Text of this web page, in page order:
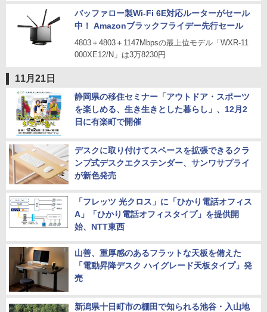
バッファロー製Wi-Fi 6E対応ルーターがセール
中！ Amazonブラックフライデー先行セール
4803＋4803＋1147Mbpsの最上位モデル「WXR-11
000XE12/N」は3万8230円
11月21日
静岡県の移住セミナー「アウトドア・スポーツ
を楽しめる、生き生きとした暮らし」、12月2
日に有楽町で開催
デスクに取り付けてスペースを拡張できるクラ
ンプ式デスクエクステンダー、サンワサプライ
が新色発売
「フレッツ 光クロス」に「ひかり電話オフィス
A」「ひかり電話オフィスタイプ」を提供開
始、NTT東西
山善、重厚感のあるフラットな天板を備えた
「電動昇降デスク ハイグレード天板タイプ」発
売
新潟県十日町市の棚田で知られる池谷・入山地